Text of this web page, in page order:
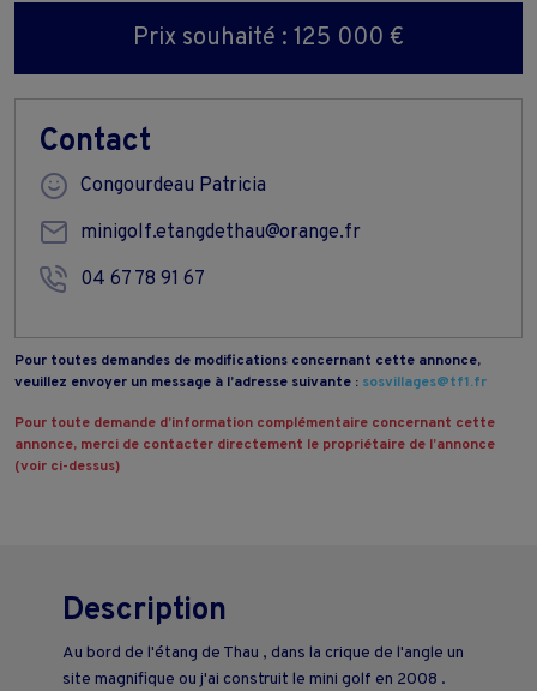
Prix souhaité : 125 000 €
Contact
Congourdeau Patricia
minigolf.etangdethau@orange.fr
04 67 78 91 67
Pour toutes demandes de modifications concernant cette annonce,
veuillez envoyer un message à l’adresse suivante : sosvillages@tf1.fr
Pour toute demande d’information complémentaire concernant cette
annonce, merci de contacter directement le propriétaire de l’annonce
(voir ci-dessus)
Description
Au bord de l'étang de Thau , dans la crique de l'angle un
site magnifique ou j'ai construit le mini golf en 2008 .